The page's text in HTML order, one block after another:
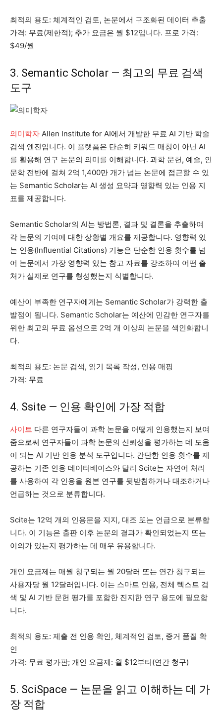
최적의 용도: 체계적인 검토, 논문에서 구조화된 데이터 추출
가격: 무료(제한적); 추가 요금은 월 $12입니다. 프로 가격:
$49/월
3. Semantic Scholar — 최고의 무료 검색
도구
의미학자 Allen Institute for AI에서 개발한 무료 AI 기반 학술
검색 엔진입니다. 이 플랫폼은 단순히 키워드 매칭이 아닌 AI
를 활용해 연구 논문의 의미를 이해합니다. 과학 문헌, 예술, 인
문학 전반에 걸쳐 2억 1,400만 개가 넘는 논문에 접근할 수 있
는 Semantic Scholar는 AI 생성 요약과 영향력 있는 인용 지
표를 제공합니다.
Semantic Scholar의 AI는 방법론, 결과 및 결론을 추출하여
각 논문의 기여에 대한 상황별 개요를 제공합니다. 영향력 있
는 인용(Influential Citations) 기능은 단순한 인용 횟수를 넘
어 논문에서 가장 영향력 있는 참고 자료를 강조하여 어떤 출
처가 실제로 연구를 형성했는지 식별합니다.
예산이 부족한 연구자에게는 Semantic Scholar가 강력한 출
발점이 됩니다. Semantic Scholar는 예산에 민감한 연구자를
위한 최고의 무료 옵션으로 2억 개 이상의 논문을 색인화합니
다.
최적의 용도: 논문 검색, 읽기 목록 작성, 인용 매핑
가격: 무료
4. Ssite — 인용 확인에 가장 적합
사이트 다른 연구자들이 과학 논문을 어떻게 인용했는지 보여
줌으로써 연구자들이 과학 논문의 신뢰성을 평가하는 데 도움
이 되는 AI 기반 인용 분석 도구입니다. 간단한 인용 횟수를 제
공하는 기존 인용 데이터베이스와 달리 Scite는 자연어 처리
를 사용하여 각 인용을 원본 연구를 뒷받침하거나 대조하거나
언급하는 것으로 분류합니다.
Scite는 12억 개의 인용문을 지지, 대조 또는 언급으로 분류합
니다. 이 기능은 출판 이후 논문의 결과가 확인되었는지 또는
이의가 있는지 평가하는 데 매우 유용합니다.
개인 요금제는 매월 청구되는 월 20달러 또는 연간 청구되는
사용자당 월 12달러입니다. 이는 스마트 인용, 전체 텍스트 검
색 및 AI 기반 문헌 평가를 포함한 진지한 연구 용도에 필요합
니다.
최적의 용도: 제출 전 인용 확인, 체계적인 검토, 증거 품질 확
인
가격: 무료 평가판; 개인 요금제: 월 $12부터(연간 청구)
5. SciSpace — 논문을 읽고 이해하는 데 가
장 적합